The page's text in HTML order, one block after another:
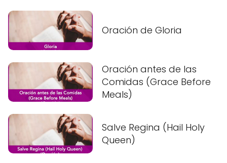
Oración de Gloria
Oración antes de las
Comidas (Grace Before
Meals)
Salve Regina (Hail Holy
Queen)